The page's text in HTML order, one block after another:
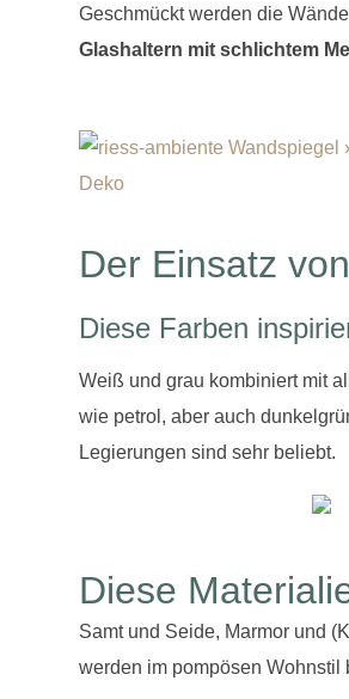
Geschmückt werden die
Glashaltern mit schlichtem
Der Einsatz
Diese Farben
Weiß und grau kombiniert mit
wie petrol, aber auch
Legierungen sind sehr beliebt.
Diese
Samt und Seide, Marmor und
werden im pompösen Wohnstil